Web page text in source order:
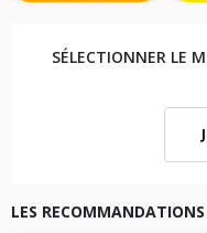
SÉLECTIONNER LE
LES